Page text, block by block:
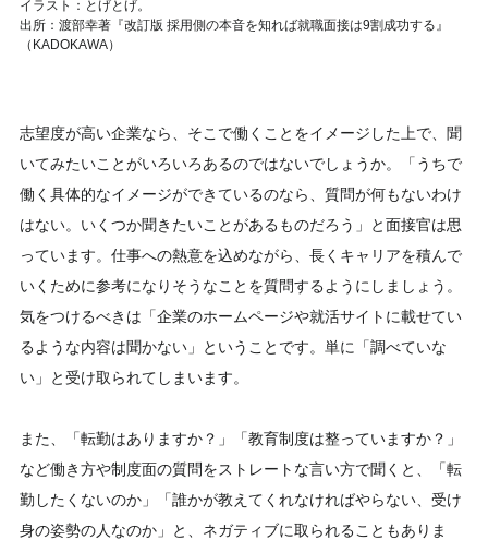
イラスト：とげとげ。
出所：渡部幸著『改訂版 採用側の本音を知れば就職面接は9割成功する』
（KADOKAWA）
志望度が高い企業なら、そこで働くことをイメージした上で、聞
いてみたいことがいろいろあるのではないでしょうか。「うちで
働く具体的なイメージができているのなら、質問が何もないわけ
はない。いくつか聞きたいことがあるものだろう」と面接官は思
っています。仕事への熱意を込めながら、長くキャリアを積んで
いくために参考になりそうなことを質問するようにしましょう。
気をつけるべきは「企業のホームページや就活サイトに載せてい
るような内容は聞かない」ということです。単に「調べていな
い」と受け取られてしまいます。
また、「転勤はありますか？」「教育制度は整っていますか？」
など働き方や制度面の質問をストレートな言い方で聞くと、「転
勤したくないのか」「誰かが教えてくれなければやらない、受け
身の姿勢の人なのか」と、ネガティブに取られることもありま